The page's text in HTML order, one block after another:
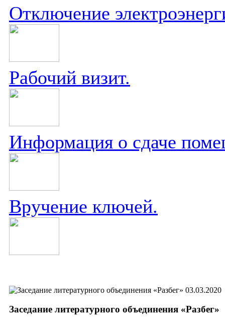
Отключение
Рабочий визит.
Информация о сдаче
Вручение ключей.
03.03.2020
Заседание литературного объединения «Разбег»